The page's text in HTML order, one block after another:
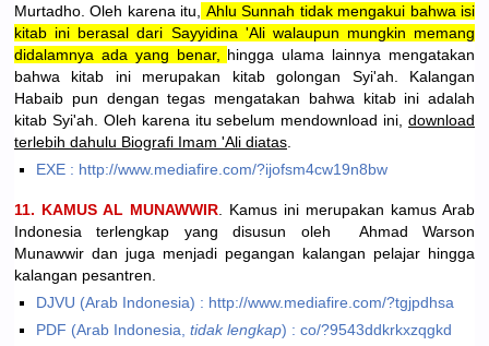
Murtadho. Oleh karena itu, Ahlu Sunnah tidak mengakui bahwa isi
kitab ini berasal dari Sayyidina 'Ali walaupun mungkin memang
didalamnya ada yang benar, hingga ulama lainnya mengatakan
bahwa kitab ini merupakan kitab golongan Syi'ah. Kalangan
Habaib pun dengan tegas mengatakan bahwa kitab ini adalah
kitab Syi'ah. Oleh karena itu sebelum mendownload ini, download
terlebih dahulu Biografi Imam 'Ali diatas.
EXE : http://www.mediafire.com/?ijofsm4cw19n8bw
11. KAMUS AL MUNAWWIR. Kamus ini merupakan kamus Arab
Indonesia terlengkap yang disusun oleh Ahmad Warson
Munawwir dan juga menjadi pegangan kalangan pelajar hingga
kalangan pesantren.
DJVU (Arab Indonesia) : http://www.mediafire.com/?tgjpdhsa
PDF (Arab Indonesia, tidak lengkap) : co/?9543ddkrkxzqgkd